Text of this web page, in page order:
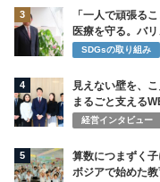
3
「一人で頑張る
医療を守る。バ
SDGsの取り組み
4
見えない壁を、
まるごと支える
経営インタビュー
5
算数につまずく
ボジアで始めた